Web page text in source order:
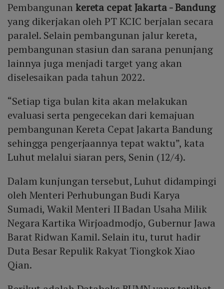
Pembangunan kereta cepat Jakarta - Bandung
yang dikerjakan oleh PT KCIC berjalan secara
paralel. Selain pembangunan jalur kereta,
pembangunan stasiun dan sarana penunjang
lainnya juga menjadi target yang akan
diselesaikan pada tahun 2022.
“Setiap tiga bulan kita akan melakukan
evaluasi serta pengecekan dari kemajuan
pembangunan Kereta Cepat Jakarta Bandung
sehingga pengerjaannya tepat waktu”, kata
Luhut melalui siaran pers, Senin (12/4).
Dalam kunjungan tersebut, Luhut didampingi
oleh Menteri Perhubungan Budi Karya
Sumadi, Wakil Menteri II Badan Usaha Milik
Negara Kartika Wirjoadmodjo, Gubernur Jawa
Barat Ridwan Kamil. Selain itu, turut hadir
Duta Besar Repulik Rakyat Tiongkok Xiao
Qian.